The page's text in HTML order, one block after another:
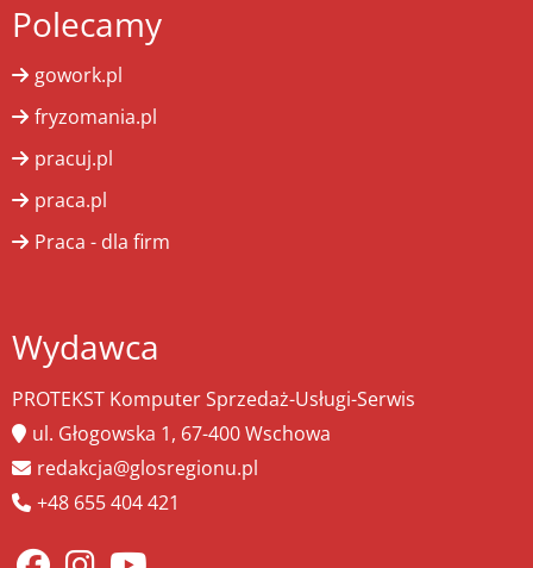
Polecamy
gowork.pl
fryzomania.pl
pracuj.pl
praca.pl
Praca - dla firm
Wydawca
PROTEKST Komputer Sprzedaż-Usługi-Serwis
ul. Głogowska 1, 67-400 Wschowa
redakcja@glosregionu.pl
+48 655 404 421